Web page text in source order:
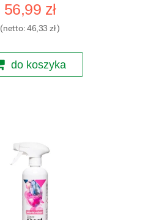
56,99 zł
(netto:46,33 zł)
do koszyka